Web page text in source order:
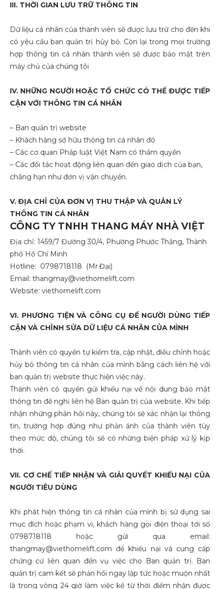
III. THỜI GIAN LƯU TRỮ THÔNG TIN
Dữ liệu cá nhân của thành viên sẽ được lưu trữ cho đến khi
có yêu cầu ban quản trị hủy bỏ. Còn lại trong mọi trường
hợp thông tin cá nhân thành viên sẽ được bảo mật trên
máy chủ của chúng tôi
IV. NHỮNG NGƯỜI HOẶC TỔ CHỨC CÓ THỂ ĐƯỢC TIẾP
CẬN VỚI THÔNG TIN CÁ NHÂN
– Ban quản trị website
– Khách hàng sở hữu thông tin cá nhân đó
– Các cơ quan Pháp luật Việt Nam có thẩm quyền
– Các đối tác hoạt động liên quan đến giao dịch của bạn,
chẳng hạn như đơn vị vận chuyển.
V. ĐỊA CHỈ CỦA ĐƠN VỊ THU THẬP VÀ QUẢN LÝ
THÔNG TIN CÁ NHÂN
CÔNG TY TNHH THANG MÁY NHÀ VIỆT
Địa chỉ: 1459/7 Đường 30/4, Phường Phước Thắng, Thành
phố Hồ Chí Minh
Hotline: 0798718118 (Mr.Đại)
Email: thangmay@viethomelift.com
Website: viethomelift.com
VI. PHƯƠNG TIỆN VÀ CÔNG CỤ ĐỂ NGƯỜI DÙNG TIẾP
CẬN VÀ CHỈNH SỬA DỮ LIỆU CÁ NHÂN CỦA MÌNH
Thành viên có quyền tự kiểm tra, cập nhật, điều chỉnh hoặc
hủy bỏ thông tin cá nhân của mình bằng cách liên hệ với
ban quản trị website thực hiện việc này.
Thành viên có quyền gửi khiếu nại về nội dung bảo mật
thông tin đề nghị liên hệ Ban quản trị của website. Khi tiếp
nhận những phản hồi này, chúng tôi sẽ xác nhận lại thông
tin, trường hợp đúng như phản ánh của thành viên tùy
theo mức độ, chúng tôi sẽ có những biện pháp xử lý kịp
thời.
VII. CƠ CHẾ TIẾP NHẬN VÀ GIẢI QUYẾT KHIẾU NẠI CỦA
NGƯỜI TIÊU DÙNG
Khi phát hiện thông tin cá nhân của mình bị sử dụng sai
mục đích hoặc phạm vi, khách hàng gọi điện thoại tới số
0798718118 hoặc gửi qua email:
thangmay@viethomelift.com để khiếu nại và cung cấp
chứng cứ liên quan đến vụ việc cho Ban quản trị. Ban
quản trị cam kết sẽ phản hồi ngay lập tức hoặc muộn nhất
là trong vòng 24 giờ làm việc kể từ thời điểm nhận được